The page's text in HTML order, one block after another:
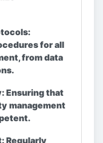
for all
from data
Ensuring that
management
Regularly